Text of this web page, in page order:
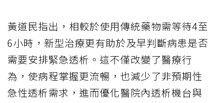
黃道民指出，相較於使用傳統藥物需等待4至
6小時，新型治療更有助於及早判斷病患是否
需要安排緊急透析。這不僅改變了醫療行
為，使病程掌握更流暢，也減少了非預期性
急性透析需求，進而優化醫院內透析機台與